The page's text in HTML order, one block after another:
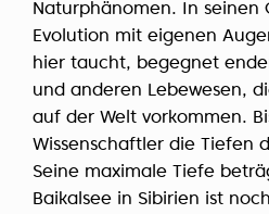
Naturphänomen. In seinen
Evolution mit eigenen
hier taucht, begegnet
und anderen Lebewesen,
auf der Welt vorkommen.
Wissenschaftler die Tiefen
Seine maximale Tiefe
Baikalsee in Sibirien ist